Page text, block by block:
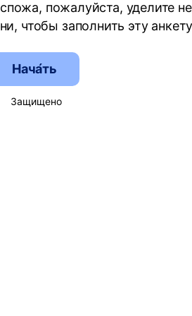
пожалуйста, уделите
чтобы заполнить эту
Нача́ть
Защищено